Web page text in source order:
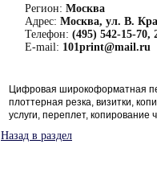
Регион: Москва
Адрес: Москва, ул. В.
Телефон: (495) 542-15-70,
E-mail: 101print@mail.ru
Цифровая широкоформатная
плоттерная резка, визитки,
услуги, переплет, копирование
Назад в раздел